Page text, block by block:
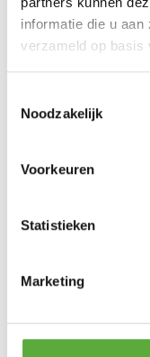
informatie die u
verzameld op basis
Noodzakelijk
Voorkeuren
Statistieken
Marketing
hoofdkussens
Productkleur